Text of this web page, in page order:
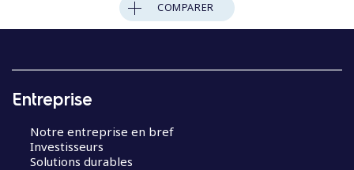
COMPARER
Entreprise
Notre entreprise en bref
Investisseurs
Solutions durables